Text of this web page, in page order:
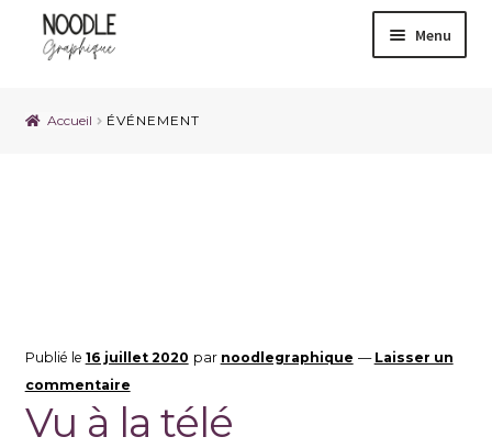
Menu
Accueil ÉVÉNEMENT
Publié le 16 juillet 2020 par noodlegraphique — Laisser un
commentaire
Vu à la télé